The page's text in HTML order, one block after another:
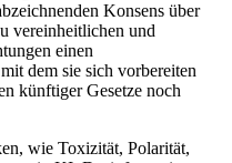
Konsens über
vereinheitlichen und
einen
dem sie sich vorbereiten
künftiger Gesetze noch
wie Toxizität, Polarität,